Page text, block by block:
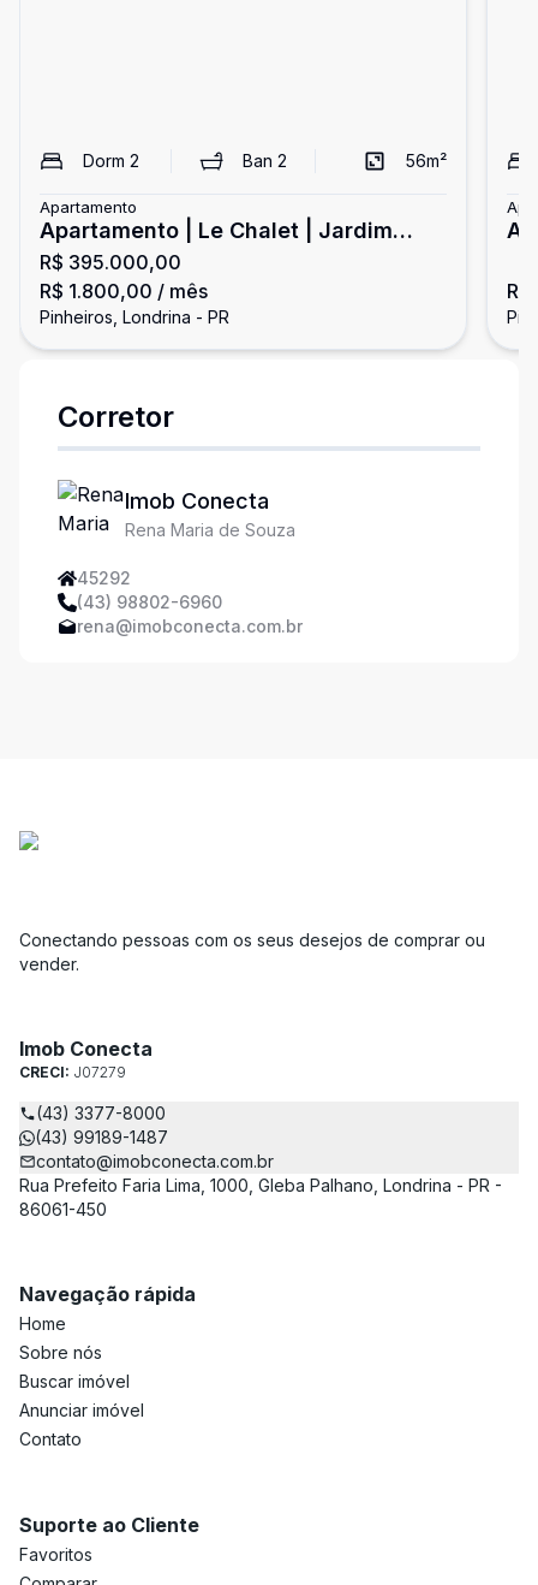
Dorm 2 Ban2 56m²
Apartamento
Apartamento | Le Chalet | Jardim
Pinheiros
R$ 395.000,00
R$ 1.800,00 / mês
Pinheiros, Londrina - PR
Corretor
Imob Conecta
Rena Maria de Souza
45292
(43) 98802-6960
rena@imobconecta.com.br
Conectando pessoas com os seus desejos de comprar ou
vender.
Imob Conecta
CRECI: J07279
(43) 3377-8000
(43) 99189-1487
contato@imobconecta.com.br
Rua Prefeito Faria Lima, 1000, Gleba Palhano, Londrina - PR -
86061-450
Navegação rápida
Home
Sobre nós
Buscar imóvel
Anunciar imóvel
Contato
Suporte ao Cliente
Favoritos